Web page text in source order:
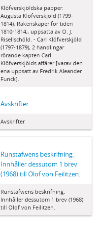
Klöfverskjöldska papper:
Augusta Klöfverskjöld (1799-
1814), Räkenskaper för tiden
1810-1814,, uppsatta av O. J.
Risellschöld. - Carl Klöfverskjöld
(1797-1879), 2 handlingar
rörande kapten Carl
Klöfverskjölds affärer [varav den
ena uppsatt av Fredrik Aleander
Funck].
Avskrifter
Avskrifter
Runstafwens beskrifning.
Innhåller dessutom 1 brev
(1968) till Olof von Feilitzen.
Runstafwens beskrifning.
Innhåller dessutom 1 brev (1968)
till Olof von Feilitzen.